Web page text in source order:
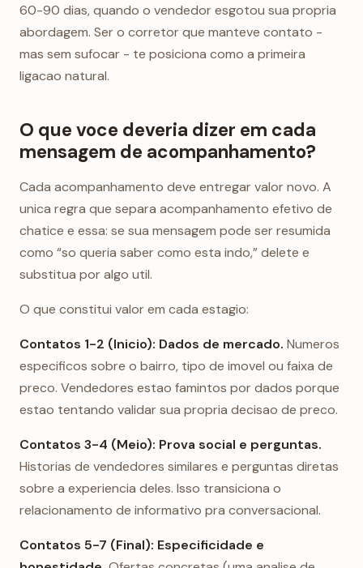
60-90 dias, quando o vendedor esgotou sua propria
abordagem. Ser o corretor que manteve contato -
mas sem sufocar - te posiciona como a primeira
ligacao natural.
O que voce deveria dizer em cada
mensagem de acompanhamento?
Cada acompanhamento deve entregar valor novo. A
unica regra que separa acompanhamento efetivo de
chatice e essa: se sua mensagem pode ser resumida
como “so queria saber como esta indo,” delete e
substitua por algo util.
O que constitui valor em cada estagio:
Contatos 1-2 (Inicio): Dados de mercado. Numeros
especificos sobre o bairro, tipo de imovel ou faixa de
preco. Vendedores estao famintos por dados porque
estao tentando validar sua propria decisao de preco.
Contatos 3-4 (Meio): Prova social e perguntas.
Historias de vendedores similares e perguntas diretas
sobre a experiencia deles. Isso transiciona o
relacionamento de informativo pra conversacional.
Contatos 5-7 (Final): Especificidade e